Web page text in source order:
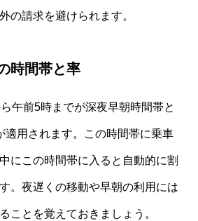
の請求を避けられます。
時間帯と率
午前5時までが深夜早朝時間帯と
適用されます。この時間帯に乗車
にこの時間帯に入ると自動的に割
。夜遅くの移動や早朝の利用には
ことを覚えておきましょう。